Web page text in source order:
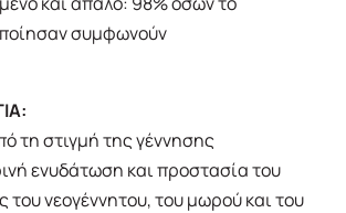
συμφωνούν
τη στιγμή της γέννησης
ενυδάτωση και προστασία του
του νεογέννητου, του μωρού και του